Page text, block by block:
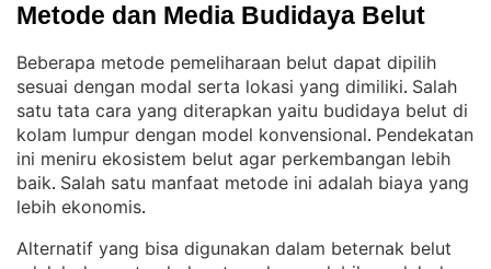
Metode dan Media Budidaya Belut
Beberapa metode pemeliharaan belut dapat dipilih
sesuai dengan modal serta lokasi yang dimiliki. Salah
satu tata cara yang diterapkan yaitu budidaya belut di
kolam lumpur dengan model konvensional. Pendekatan
ini meniru ekosistem belut agar perkembangan lebih
baik. Salah satu manfaat metode ini adalah biaya yang
lebih ekonomis.
Alternatif yang bisa digunakan dalam beternak belut